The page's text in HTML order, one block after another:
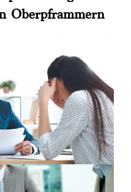
Oberpframmern